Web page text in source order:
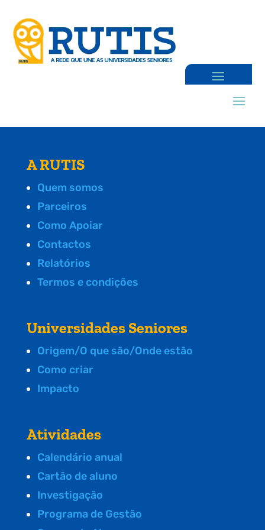
A RUTIS
Quem somos
Parceiros
Como Apoiar
Contactos
Relatórios
Termos e condições
Universidades Seniores
Origem/O que são/Onde estão
Como criar
Impacto
Atividades
Calendário anual
Cartão de aluno
Investigação
Programa de Gestão